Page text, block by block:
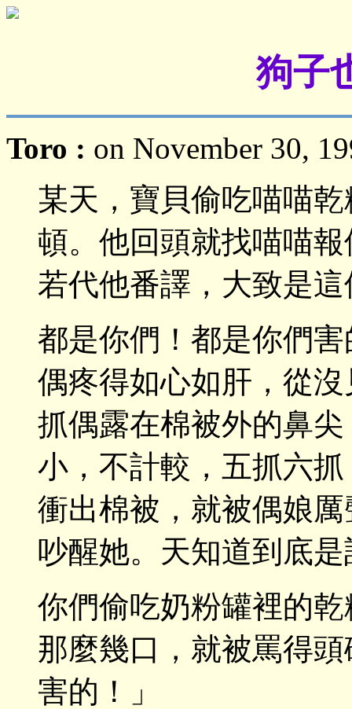
狗子
Toro : on November 30,
某天，寶貝偷吃喵喵
頓。他回頭就找喵喵
若代他番譯，大致是
都是你們！都是你們
偶疼得如心如肝，從
抓偶露在棉被外的鼻
小，不計較，五抓六
衝出棉被，就被偶娘
吵醒她。天知道到底
你們偷吃奶粉罐裡的
那麼幾口，就被罵得
害的！」